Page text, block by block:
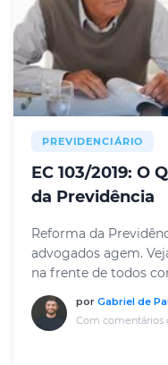
PREVIDENCIÁRIO
EC 103/2019: O
da Previdência
Reforma da
advogados agem.
na frente de todos
por Gabriel de
Com comentários